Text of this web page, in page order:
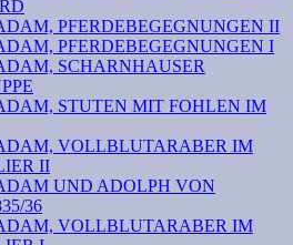
PFERDEBEGEGNUNGEN II
PFERDEBEGEGNUNGEN I
SCHARNHAUSER
STUTEN MIT FOHLEN IM
VOLLBLUTARABER IM
II
UND ADOLPH VON
36
VOLLBLUTARABER IM